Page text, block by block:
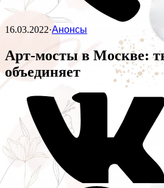
16.03.2022·Анонсы
Арт-мосты в Москве:
объединяет